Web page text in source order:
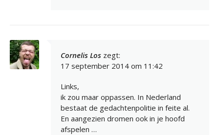
Cornelis Los zegt:
17 september 2014 om 11:42
Links,
ik zou maar oppassen. In Nederland
bestaat de gedachtenpolitie in feite al.
En aangezien dromen ook in je hoofd
afspelen …